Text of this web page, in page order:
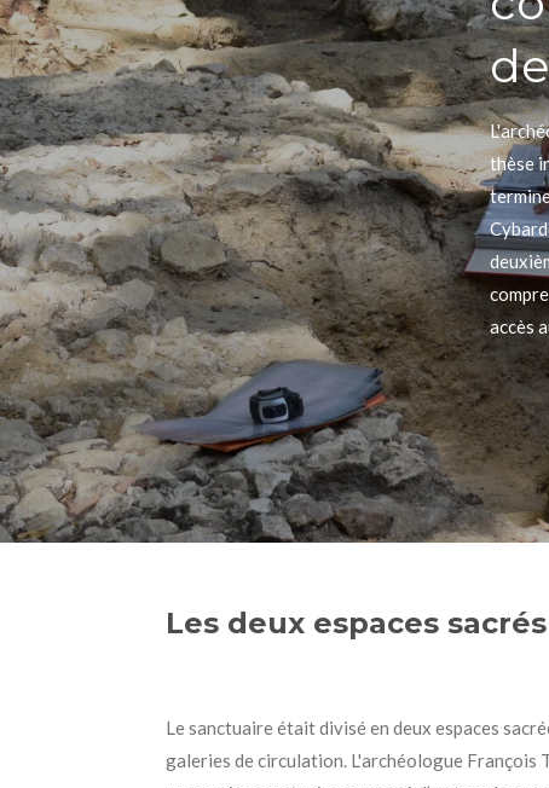
thèse
accès
Les deux espaces
Le sanctuaire était divisé en deux espaces
galeries de circulation. L'archéologue François